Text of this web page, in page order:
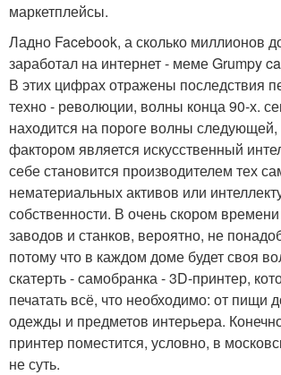
маркетплейсы.
Ладно Facebook, а сколько миллионов
заработал на интернет - меме Grumpy
В этих цифрах отражены последствия
техно - революции, волны конца 90-х.
находится на пороге волны
фактором является искусственный
себе становится производителем тех
нематериальных активов или
собственности. В очень скором
заводов и станков, вероятно, не
потому что в каждом доме будет своя
скатерть - самобранка - 3D-принтер,
печатать всё, что необходимо: от пищи
одежды и предметов интерьера.
принтер поместится, условно, в
не суть.